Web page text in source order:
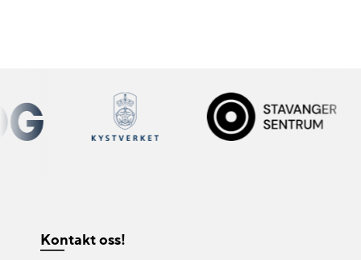
Kontakt oss!